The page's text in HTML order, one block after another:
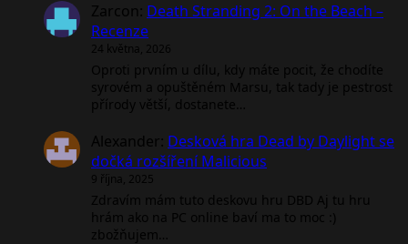
Zarcon: Death Stranding 2: On the Beach –
Recenze
24 května, 2026
Oproti prvním u dílu, kdy máte pocit, že chodíte
syrovém a opuštěném Marsu, tak tady je pestrost
přírody větší, dostanete…
Alexander: Desková hra Dead by Daylight se
dočká rozšíření Malicious
9 října, 2025
Zdravím mám tuto deskovu hru DBD Aj tu hru
hrám ako na PC online baví ma to moc :)
zbožňujem…